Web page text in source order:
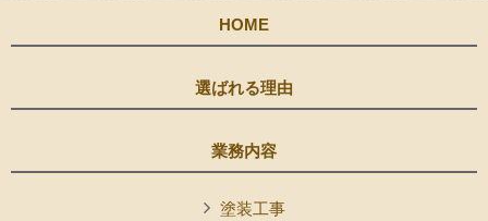
HOME
選ばれる理由
業務内容
塗装工事